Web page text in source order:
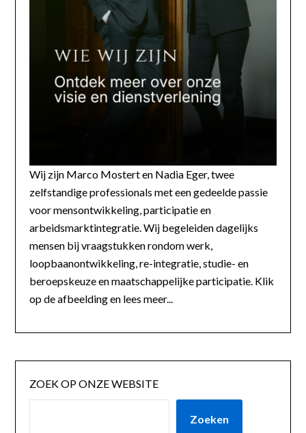
Wij zijn Marco Mostert en Nadia Eger, twee
zelfstandige professionals met een gedeelde passie
voor mensontwikkeling, participatie en
arbeidsmarktintegratie. Wij begeleiden dagelijks
mensen bij vraagstukken rondom werk,
loopbaanontwikkeling, re-integratie, studie- en
beroepskeuze en maatschappelijke participatie. Klik
op de afbeelding en lees meer...
ZOEK OP ONZE WEBSITE
Zoeken